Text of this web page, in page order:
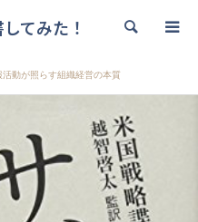
てみた！ 検索
動が照らす組織経営の本質